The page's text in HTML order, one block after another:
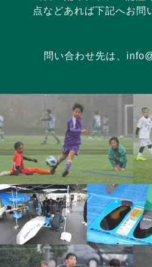
点などあれば下記へお問
問い合わせ先は、